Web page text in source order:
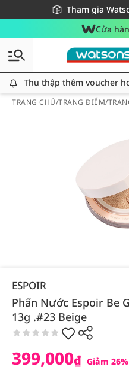
Tham gia
Miễn phí giao hàng
Giao hàng nhanh 24h -
Cửa
Thu thập thêm voucher
TRANG CHỦ/TRANG ĐIỂM/
ESPOIR
Phấn Nước Espoir Be
13g .#23 Beige
399,000₫ Giảm 26%